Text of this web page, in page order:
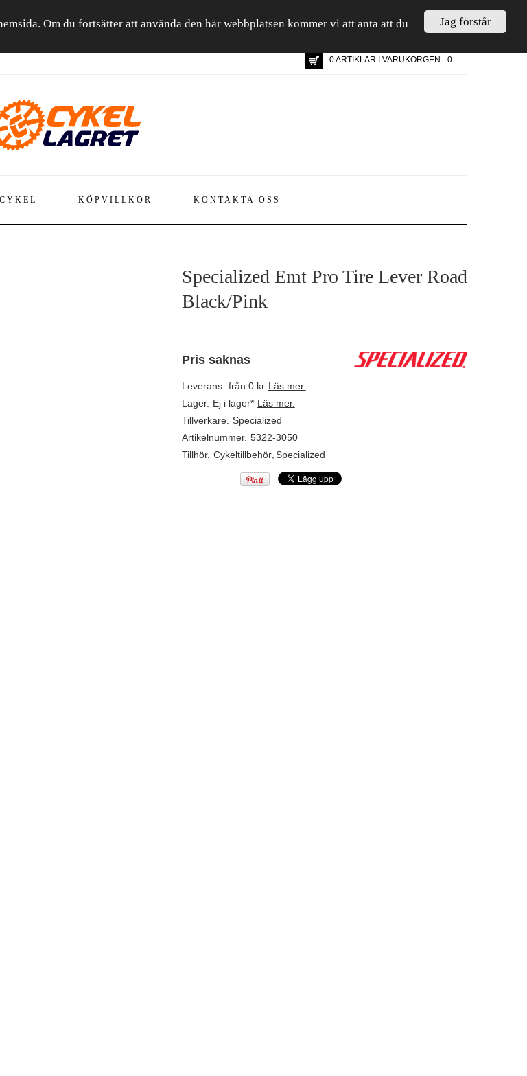
Jag förstår
Om du fortsätter att använda den här webbplatsen kommer vi att anta att du
0 ARTIKLAR I VARUKORGEN - 0:-
KÖPVILLKOR KONTAKTA OSS
Specialized Emt Pro Tire Lever Road
Black/Pink
Pris saknas
Leverans. från 0 kr Läs mer.
Lager. Ej i lager* Läs mer.
Tillverkare. Specialized
Artikelnummer. 5322-3050
Tillhör. Cykeltillbehör, Specialized